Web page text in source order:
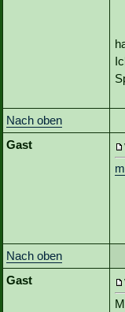
Nach oben
Gast
Nach oben
Gast